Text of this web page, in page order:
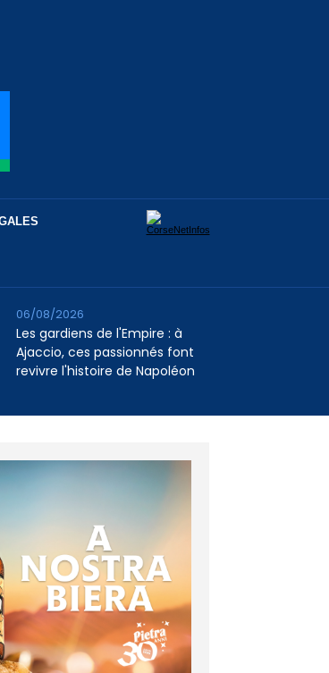
Les gardiens de l'Empire : à
Ajaccio, ces passionnés font
revivre l'histoire de Napoléon
06/08/2026